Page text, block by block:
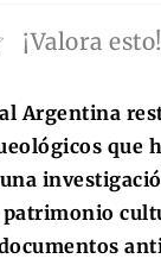
¡Valora esto!
Argentina
que